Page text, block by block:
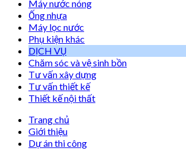
Máy nước nóng
Ống nhựa
Máy lọc nước
Phụ kiện khác
DỊCH VỤ
Chăm sóc và vệ sinh bồn
Tư vấn xây dựng
Tư vấn thiết kế
Thiết kế nội thất
Trang chủ
Giới thiệu
Dự án thi công